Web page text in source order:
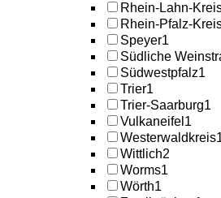
Rhein-Lahn-
Rhein-Pfalz-
Speyer1
Südliche
Südwestpfalz1
Trier1
Trier-Saarburg1
Vulkaneifel 1
Westerwaldkreis
Wittlich2
Worms1
Wörth1